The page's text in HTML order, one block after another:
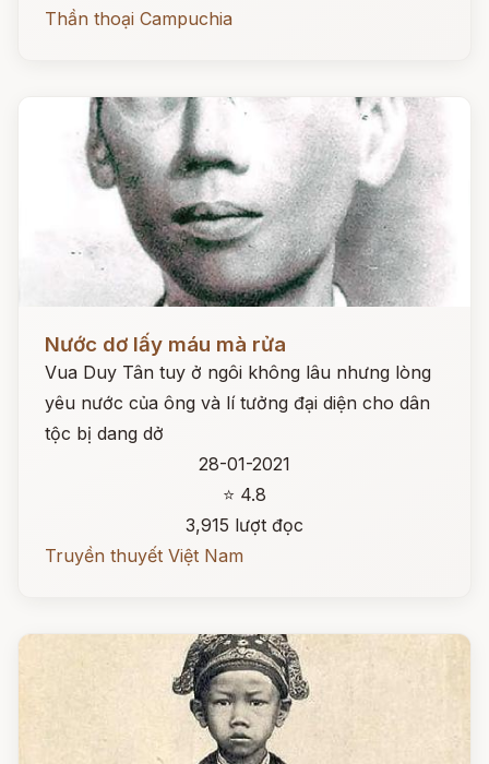
Thần thoại Campuchia
Nước dơ lấy máu mà rửa
Vua Duy Tân tuy ở ngôi không lâu nhưng lòng
yêu nước của ông và lí tưởng đại diện cho dân
tộc bị dang dở
28-01-2021
⭐ 4.8
3,915 lượt đọc
Truyền thuyết Việt Nam